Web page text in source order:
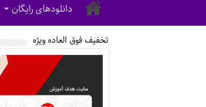
دانلودهای رایگان
تخفیف فوق العاده ویژه